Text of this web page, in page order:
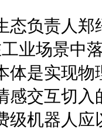
态负责人‌
业场景中
体是实现物
感交互切入
级机器人应